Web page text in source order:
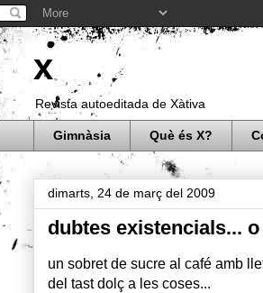
x
Revista autoeditada de Xàtiva
Gimnàsia Què és X?
dimarts, 24 de març del 2009
dubtes existencials... o
un sobret de sucre al café amb
del tast dolç a les coses...